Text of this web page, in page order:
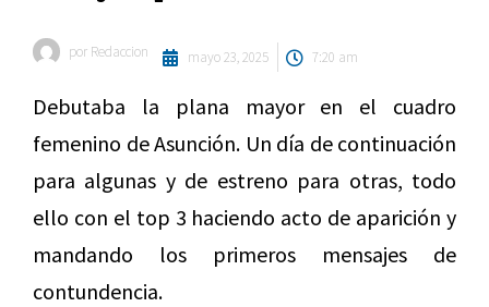
por Redaccion mayo 23, 2025 7:20 am
Debutaba la plana mayor en el cuadro
femenino de Asunción. Un día de continuación
para algunas y de estreno para otras, todo
ello con el top 3 haciendo acto de aparición y
mandando los primeros mensajes de
contundencia.